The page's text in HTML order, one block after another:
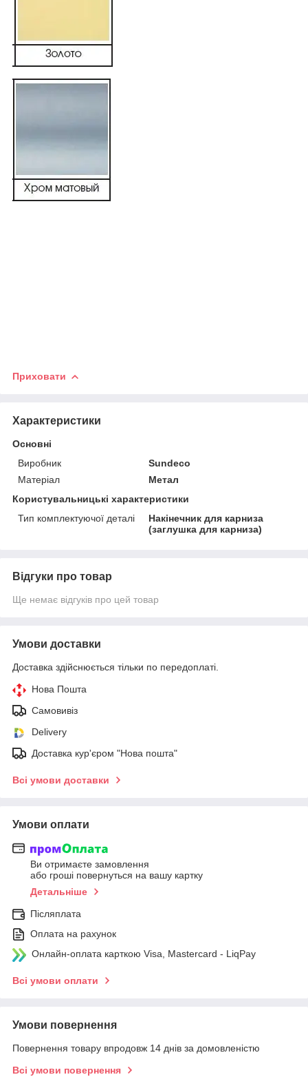
Приховати
Характеристики
Основні
Виробник
Sundeco
Матеріал
Метал
Користувальницькі характеристики
Тип комплектуючої деталі
Накінечник для карниза
(заглушка для карниза)
Відгуки про товар
Ще немає відгуків про цей товар
Умови доставки
Доставка здійснюється тільки по передоплаті.
Нова Пошта
Самовивіз
Delivery
Доставка кур'єром "Нова пошта"
Всі умови доставки
Умови оплати
Ви отримаєте замовлення
або гроші повернуться на вашу картку
Детальніше
Післяплата
Оплата на рахунок
Онлайн-оплата карткою Visa, Mastercard - LiqPay
Всі умови оплати
Умови повернення
Повернення товару впродовж 14 днів за домовленістю
Всі умови повернення